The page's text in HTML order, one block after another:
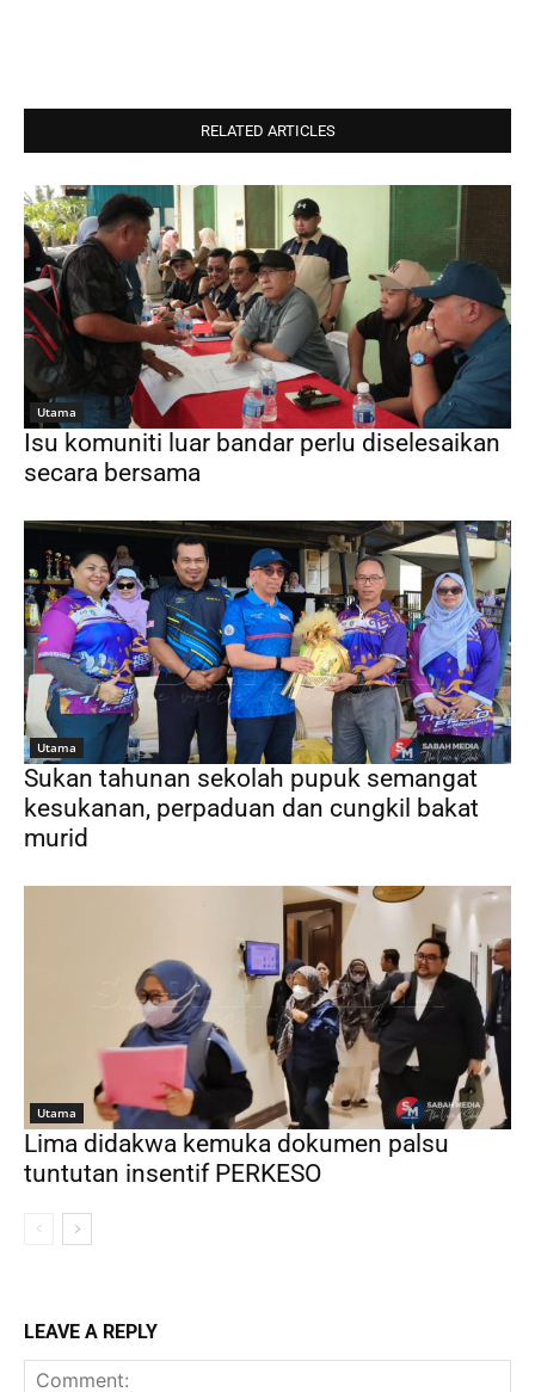
RELATED ARTICLES
Utama
Isu komuniti luar bandar perlu diselesaikan
secara bersama
Utama
Sukan tahunan sekolah pupuk semangat
kesukanan, perpaduan dan cungkil bakat
murid
Utama
Lima didakwa kemuka dokumen palsu
tuntutan insentif PERKESO
LEAVE A REPLY